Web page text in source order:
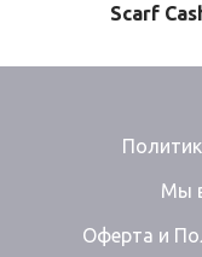
Scarf
Мы
Оферта и